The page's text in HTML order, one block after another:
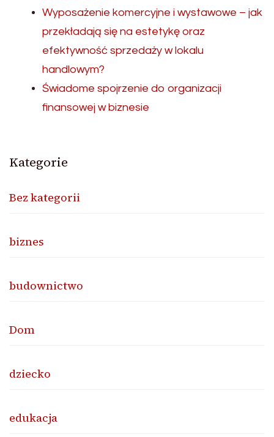
Wyposażenie komercyjne i wystawowe – jak
przekładają się na estetykę oraz
efektywność sprzedaży w lokalu
handlowym?
Świadome spojrzenie do organizacji
finansowej w biznesie
Kategorie
Bez kategorii
biznes
budownictwo
Dom
dziecko
edukacja